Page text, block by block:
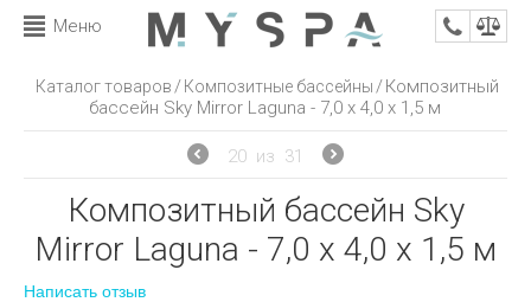
Меню
Каталог товаров/ Композитные бассейны/Композитный
бассейн Sky Mirror Laguna - 7,0 x 4,0 x 1,5 м
20 из 31
Композитный бассейн Sky
Mirror Laguna - 7,0 x 4,0 x 1,5 м
Написать отзыв